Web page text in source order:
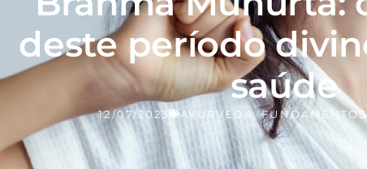
deste período
saúde
12/07/2023 AYURVEDA,